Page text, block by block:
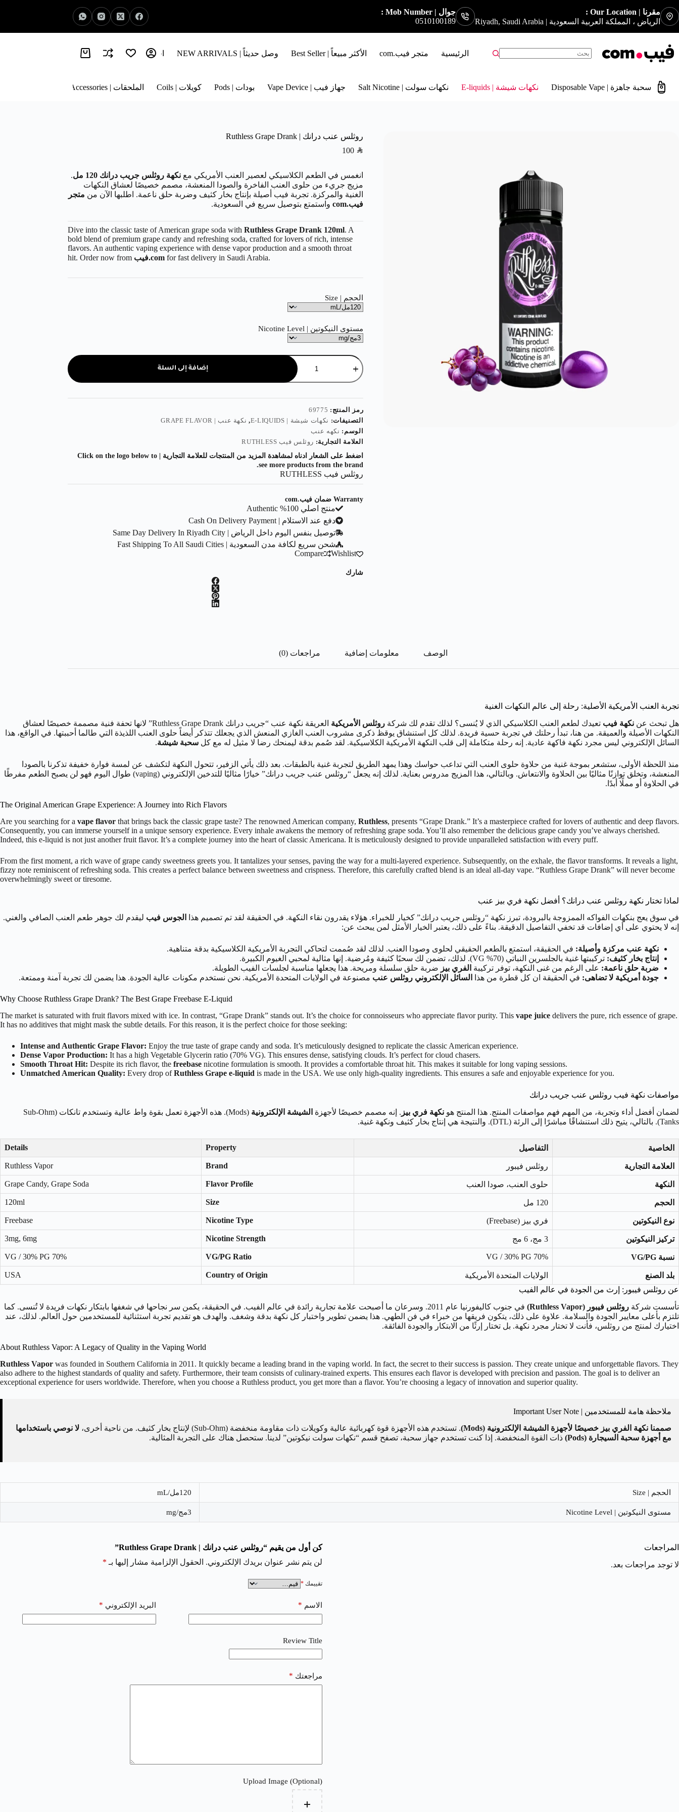
مقرنا | Our Location :
الرياض ، المملكة العربية السعودية | Riyadh, Saudi Arabia
جوال | Mob Number :
0510100189
الرئيسية متجر فيب.com الأكثر مبيعاً | Best Seller وصل حديثاً | NEW ARRIVALS اخبار الفيب | Vape News
سحبة جاهزة | Disposable Vape نكهات شيشة | E-liquids نكهات سولت | Salt Nicotine جهاز فيب | Vape Device بودات | Pods كويلات | Coils الملحقات | Accessories
روثلس عنب درانك | Ruthless Grape Drank
100 SAR
انغمس في الطعم الكلاسيكي لعصير العنب الأمريكي مع نكهة روثلس جريب درانك 120 مل
.
مزيج جريء من حلوى العنب الفاخرة والصودا المنعشة، مصمم خصيصًا لعشاق النكهات
الغنية والمركزة. تجربة فيب أصيلة بإنتاج بخار كثيف وضربة حلق ناعمة. اطلبها الآن من متجر
فيب.com
واستمتع بتوصيل سريع في السعودية.
Dive into the classic taste of American grape soda withRuthless Grape Drank 120ml. A
bold blend of premium grape candy and refreshing soda, crafted for lovers of rich, intense
flavors. An authentic vaping experience with dense vapor production and a smooth throat
hit. Order now from
فيب.com for fast delivery in Saudi Arabia.
الحجم | Size
مستوى النيكوتين | Nicotine Level
إضافة إلى السلة
رمز المنتج: 69775
التصنيفات: نكهات شيشة | E-LIQUIDS , نكهة عنب | GRAPE FLAVOR
الوسم: نكهه عنب
العلامة التجارية: روثلس فيب RUTHLESS
اضغط على الشعار ادناه لمشاهدة المزيد من المنتجات للعلامة التجارية | Click on the logo below to
see more products from the brand.
روثلس فيب RUTHLESS
Warranty ضمان فيب.com
منتج اصلي 100% Authentic
دفع عند الاستلام | Cash On Delivery Payment
توصيل بنفس اليوم داخل الرياض | Same Day Delivery In Riyadh City
شحن سريع لكافة مدن السعودية | Fast Shipping To All Saudi Cities
Wishlist
Compare
شارك
الوصف معلومات إضافية مراجعات (0)
تجربة العنب الأمريكية الأصلية: رحلة إلى عالم النكهات الغنية
هل تبحث عن نكهة فيب تعيدك لطعم العنب الكلاسيكي الذي لا يُنسى؟ لذلك تقدم لك شركة روثلس الأمريكية
العريقة نكهة عنب “جريب درانك Ruthless Grape Drank” لانها تحفة فنية مصممة خصيصًا لعشاق
النكهات الأصيلة والعميقة. من هنا، تبدأ رحلتك في تجربة حسية فريدة. لذلك كل استنشاق يوقظ ذكرى مشروب العنب الغازي المنعش الذي يجعلك تتذكر أيضاً حلوى العنب اللذيذة التي طالما أحببتها. في الواقع، هذا
السائل الإلكتروني ليس مجرد نكهة فاكهة عادية. إنه رحلة متكاملة إلى قلب النكهة الأمريكية الكلاسيكية. لقد صُمم بدقة ليمنحك رضا لا مثيل له مع كل سحبة شيشة.
منذ اللحظة الأولى، ستشعر بموجة غنية من حلاوة حلوى العنب التي تداعب حواسك وهذا يمهد الطريق لتجربة غنية بالطبقات. بعد ذلك يأتي الزفير، تتحول النكهة لتكشف عن لمسة فوارة خفيفة تذكرنا بالصودا
المنعشة، وتخلق توازنًا مثاليًا بين الحلاوة والانتعاش. وبالتالي، هذا المزيج مدروس بعناية. لذلك إنه يجعل “روثلس عنب جريب درانك” خيارًا مثاليًا للتدخين الإلكتروني (vaping) طوال اليوم فهو لن يصبح الطعم مفرطًا
في الحلاوة أو مملًا أبدًا.
The Original American Grape Experience: A Journey into Rich Flavors
Are you searching for a vape flavor that brings back the classic grape taste? The renowned American company, Ruthless, presents “Grape Drank.” It’s a masterpiece crafted for lovers of authentic and deep flavors.
Consequently, you can immerse yourself in a unique sensory experience. Every inhale awakens the memory of refreshing grape soda. You’ll also remember the delicious grape candy you’ve always cherished.
Indeed, this e-liquid is not just another fruit flavor. It’s a complete journey into the heart of classic Americana. It is meticulously designed to provide unparalleled satisfaction with every puff.
From the first moment, a rich wave of grape candy sweetness greets you. It tantalizes your senses, paving the way for a multi-layered experience. Subsequently, on the exhale, the flavor transforms. It reveals a light,
fizzy note reminiscent of refreshing soda. This creates a perfect balance between sweetness and crispness. Therefore, this carefully crafted blend is an ideal all-day vape. “Ruthless Grape Drank” will never become
overwhelmingly sweet or tiresome.
لماذا تختار نكهة روثلس عنب درانك؟ أفضل نكهة فري بيز عنب
في سوق يعج بنكهات الفواكه الممزوجة بالبرودة، تبرز نكهة “روثلس جريب درانك” كخيار للخبراء. هؤلاء يقدرون نقاء النكهة. في الحقيقة لقد تم تصميم هذا
الجوس فيب ليقدم لك جوهر طعم العنب الصافي والغني.
إنه لا يحتوي على أي إضافات قد تخفي التفاصيل الدقيقة. بناءً على ذلك، يعتبر الخيار الأمثل لمن يبحث عن:
نكهة عنب مركزة وأصيلة: في الحقيقة، استمتع بالطعم الحقيقي لحلوى وصودا العنب. لذلك لقد صُممت لتحاكي التجربة الأمريكية الكلاسيكية بدقة متناهية.
إنتاج بخار كثيف: تركيبتها غنية بالجلسرين النباتي (70% VG). لذلك، تضمن لك سحبًا كثيفة ومُرضية. إنها مثالية لمحبي الغيوم الكبيرة.
ضربة حلق ناعمة: على الرغم من غنى النكهة، توفر تركيبة الفري بيز ضربة حلق سلسلة ومريحة. هذا يجعلها مناسبة لجلسات الفيب الطويلة.
جودة أمريكية لا تضاهى: في الحقيقة ان كل قطرة من هذا السائل الإلكتروني روثلس عنب مصنوعة في الولايات المتحدة الأمريكية. نحن نستخدم مكونات عالية الجودة. هذا يضمن لك تجربة آمنة وممتعة.
Why Choose Ruthless Grape Drank? The Best Grape Freebase E-Liquid
The market is saturated with fruit flavors mixed with ice. In contrast, “Grape Drank” stands out. It’s the choice for connoisseurs who appreciate flavor purity. This vape juice delivers the pure, rich essence of grape.
It has no additives that might mask the subtle details. For this reason, it is the perfect choice for those seeking:
Intense and Authentic Grape Flavor: Enjoy the true taste of grape candy and soda. It’s meticulously designed to replicate the classic American experience.
Dense Vapor Production: It has a high Vegetable Glycerin ratio (70% VG). This ensures dense, satisfying clouds. It’s perfect for cloud chasers.
Smooth Throat Hit: Despite its rich flavor, the freebase nicotine formulation is smooth. It provides a comfortable throat hit. This makes it suitable for long vaping sessions.
Unmatched American Quality: Every drop ofRuthless Grape e-liquid is made in the USA. We use only high-quality ingredients. This ensures a safe and enjoyable experience for you.
مواصفات نكهة فيب روثلس عنب جريب درانك
لضمان أفضل أداء وتجربة، من المهم فهم مواصفات المنتج. هذا المنتج هو نكهة فري بيز . إنه مصمم خصيصًا لأجهزة الشيشة الإلكترونية
(Mods). هذه الأجهزة تعمل بقوة واط عالية وتستخدم تانكات (Sub-Ohm
Tanks). بالتالي، يتيح ذلك استنشاقًا مباشرًا إلى الرئة (DTL). والنتيجة هي إنتاج بخار كثيف ونكهة غنية.
الخاصية التفاصيل Property
Details
العلامة التجارية روثلس فيبور Brand
Ruthless Vapor
النكهة حلوى العنب، صودا العنب Flavor Profile
Grape Candy, Grape Soda
الحجم 120 مل Size
120ml
نوع النيكوتين فري بيز (Freebase) Nicotine Type
Freebase
تركيز النيكوتين 3 مج، 6 مج Nicotine Strength
3mg, 6mg
نسبة VG/PG 70% VG / 30% PG
VG/PG Ratio
70% VG / 30% PG
بلد الصنع الولايات المتحدة الأمريكية Country of Origin
USA
عن روثلس فيبور: إرث من الجودة في عالم الفيب
تأسست شركة روثلس فيبور (Ruthless Vapor)
في جنوب كاليفورنيا عام 2011. وسرعان ما أصبحت علامة تجارية رائدة في عالم الفيب. في الحقيقة، يكمن سر نجاحها في شغفها بابتكار نكهات فريدة لا تُنسى. كما
تلتزم بأعلى معايير الجودة والسلامة. علاوة على ذلك، يتكون فريقها من خبراء في فن الطهي. هذا يضمن تطوير واختبار كل نكهة بدقة وشغف. والهدف هو تقديم تجربة استثنائية للمستخدمين حول العالم. لذلك، عند
اختيارك لمنتج من روثلس، فأنت لا تختار مجرد نكهة. بل تختار إرثًا من الابتكار والجودة الفائقة.
About Ruthless Vapor: A Legacy of Quality in the Vaping World
Ruthless Vapor was founded in Southern California in 2011. It quickly became a leading brand in the vaping world. In fact, the secret to their success is passion. They create unique and unforgettable flavors. They
also adhere to the highest standards of quality and safety. Furthermore, their team consists of culinary-trained experts. This ensures each flavor is developed with precision and passion. The goal is to deliver an
exceptional experience for users worldwide. Therefore, when you choose a Ruthless product, you get more than a flavor. You’re choosing a legacy of innovation and superior quality.
ملاحظة هامة للمستخدمين | Important User Note
صممنا نكهة الفري بيز خصيصًا لأجهزة الشيشة الإلكترونية (Mods)
. تستخدم هذه الأجهزة قوة كهربائية عالية وكويلات ذات مقاومة منخفضة (Sub-Ohm) لإنتاج بخار كثيف. من ناحية أخرى،
لا نوصي باستخدامها
مع أجهزة سحبة السيجارة (Pods)
ذات القوة المنخفضة. إذا كنت تستخدم جهاز سحبة، تصفح قسم “نكهات سولت نيكوتين” لدينا. ستحصل هناك على التجربة المثالية.
الحجم | Size 120مل/mL
مستوى النيكوتين | Nicotine Level 3مج/mg
المراجعات
لا توجد مراجعات بعد.
كن أول من يقيم “روثلس عنب درانك | Ruthless Grape Drank”
لن يتم نشر عنوان بريدك الإلكتروني. الحقول الإلزامية مشار إليها بـ *
تقييمك *
الاسم * البريد الإلكتروني *
Review Title
مراجعتك *
Upload Image (Optional)